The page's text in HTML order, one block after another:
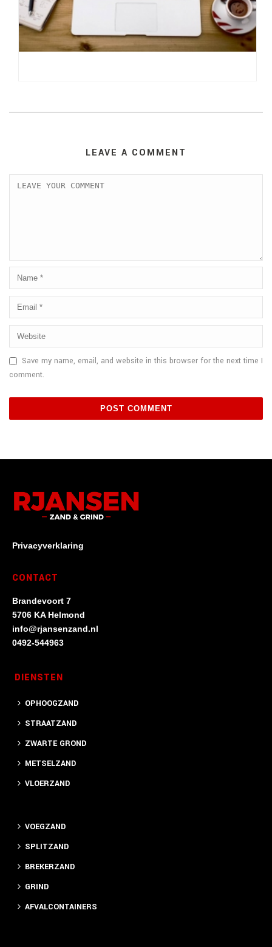
LEAVE A COMMENT
Save my name, email, and website in this browser for the next time I
comment.
Privacyverklaring
CONTACT
Brandevoort 7
5706 KA Helmond
info@rjansenzand.nl
0492-544963
DIENSTEN
OPHOOGZAND
STRAATZAND
ZWARTE GROND
METSELZAND
VLOERZAND
VOEGZAND
SPLITZAND
BREKERZAND
GRIND
AFVALCONTAINERS